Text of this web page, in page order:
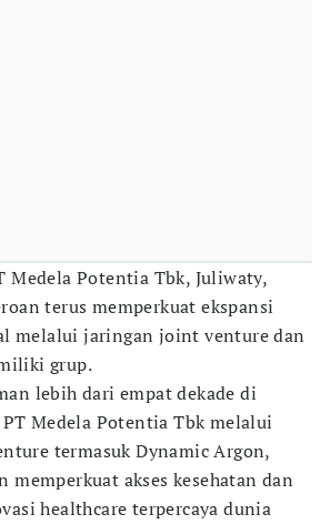
Medela Potentia Tbk, Juliwaty,
terus memperkuat ekspansi
melalui jaringan joint venture dan
grup.
lebih dari empat dekade di
Medela Potentia Tbk melalui
termasuk Dynamic Argon,
memperkuat akses kesehatan dan
healthcare terpercaya dunia